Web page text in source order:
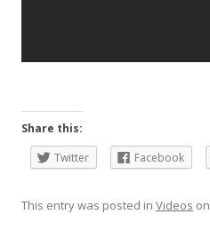
Share this:
Twitter
Facebook
This entry was posted in Videos on